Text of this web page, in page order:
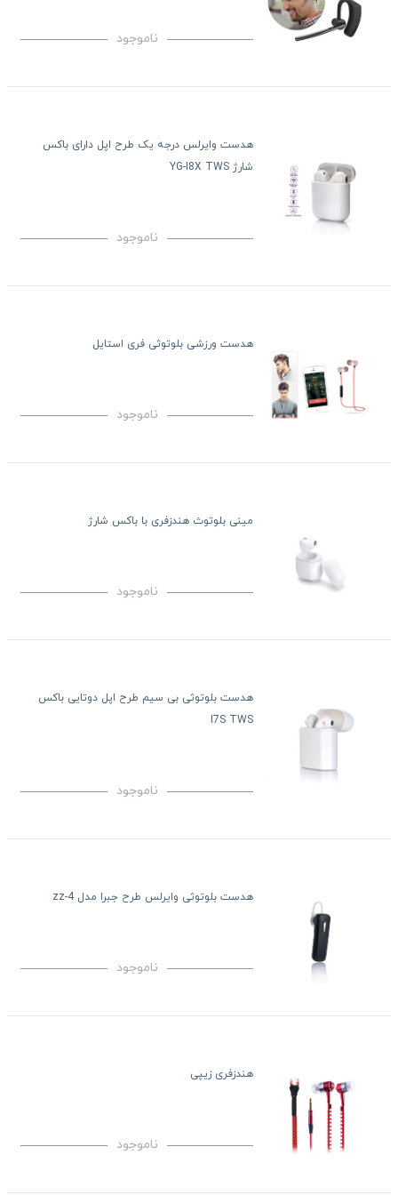
ناموجود
هدست وایرلس درجه یک طرح اپل دارای باکس
شارژ YG-I8X TWS
ناموجود
هدست ورزشی بلوتوثی فری استایل
ناموجود
مینی بلوتوث هندزفری با باکس شارژ
ناموجود
هدست بلوتوثی بی سیم طرح اپل دوتایی باکس
I7S TWS
ناموجود
هدست بلوتوثی وایرلس طرح جبرا مدل zz-4
ناموجود
هندزفری زیپی
ناموجود